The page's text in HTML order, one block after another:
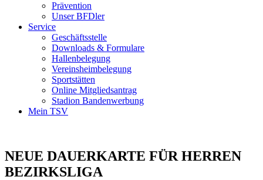
Prävention
Unser BFDler
Service
Geschäftsstelle
Downloads & Formulare
Hallenbelegung
Vereinsheimbelegung
Sportstätten
Online Mitgliedsantrag
Stadion Bandenwerbung
Mein TSV
NEUE DAUERKARTE FÜR HERREN
BEZIRKSLIGA